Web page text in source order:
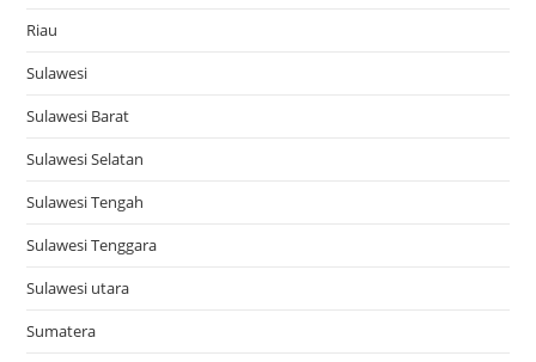
Riau
Sulawesi
Sulawesi Barat
Sulawesi Selatan
Sulawesi Tengah
Sulawesi Tenggara
Sulawesi utara
Sumatera